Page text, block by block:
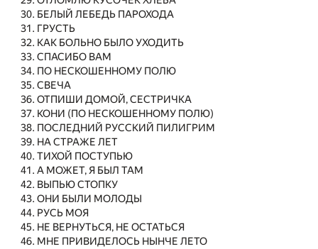
БЕЛЫЙ ЛЕБЕДЬ ПАРОХОДА
ГРУСТЬ
КАК БОЛЬНО БЫЛО УХОДИТЬ
СПАСИБО ВАМ
ПО НЕСКОШЕННОМУ ПОЛЮ
СВЕЧА
ОТПИШИ ДОМОЙ, СЕСТРИЧКА
КОНИ (ПО НЕСКОШЕННОМУ ПОЛЮ)
ПОСЛЕДНИЙ РУССКИЙ ПИЛИГРИМ
НА СТРАЖЕ ЛЕТ
ТИХОЙ ПОСТУПЬЮ
А МОЖЕТ, Я БЫЛ ТАМ
ВЫПЬЮ СТОПКУ
ОНИ БЫЛИ МОЛОДЫ
РУСЬ МОЯ
НЕ ВЕРНУТЬСЯ, НЕ ОСТАТЬСЯ
МНЕ ПРИВИДЕЛОСЬ НЫНЧЕ ЛЕТО